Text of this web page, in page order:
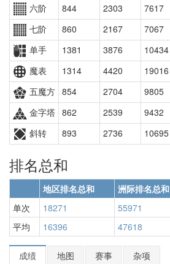
六阶
844 2303 7617
七阶
860 2167 7067
单手
1381 3876 10434
魔表
1314 4420 19016
五魔方 854 2704 9805
金字塔 862 2539 9432
斜转
893 2736 10695
排名总和
地区排名总和 洲际排名总和
单次
18271 55971
平均
16396 47618
成绩 地图 赛事 杂项